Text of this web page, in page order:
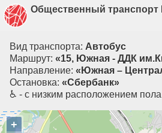
Общественный транспорт
Вид транспорта: Автобус
Маршрут: «15, Южная - ДДК
Направление: «Южная –
Остановка: «Сбербанк»
♿ - с низким расположением пола
+